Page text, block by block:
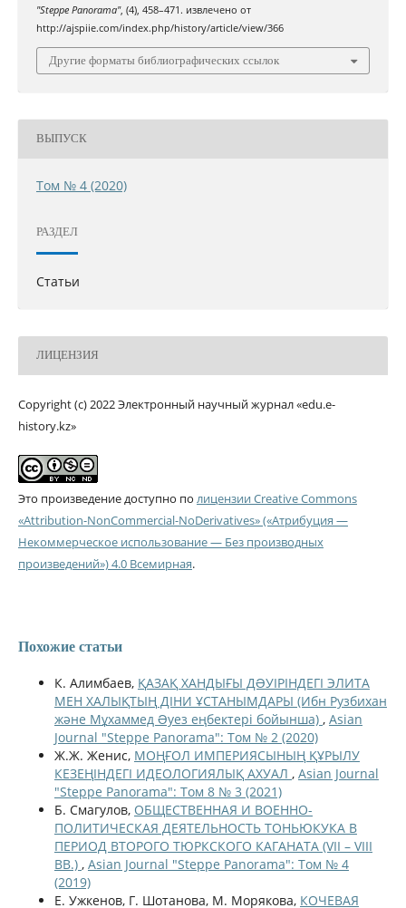
"Steppe Panorama", (4), 458–471. извлечено от
http://ajspiie.com/index.php/history/article/view/366
Другие форматы библиографических ссылок
ВЫПУСК
Том № 4 (2020)
РАЗДЕЛ
Статьи
ЛИЦЕНЗИЯ
Copyright (c) 2022 Электронный научный журнал «edu.e-
history.kz»
Это произведение доступно по лицензии Creative Commons
«Attribution-NonCommercial-NoDerivatives» («Атрибуция —
Некоммерческое использование — Без производных
произведений») 4.0 Всемирная.
Похожие статьи
К. Алимбаев, ҚАЗАҚ ХАНДЫҒЫ ДƏУІРІНДЕГІ ЭЛИТА
МЕН ХАЛЫҚТЫҢ ДІНИ ҰСТАНЫМДАРЫ (Ибн Рузбихан
және Мұхаммед Əуез еңбектері бойынша) , Asian
Journal "Steppe Panorama": Том № 2 (2020)
Ж.Ж. Женис, МОҢҒОЛ ИМПЕРИЯСЫНЫҢ ҚҰРЫЛУ
КЕЗЕҢІНДЕГІ ИДЕОЛОГИЯЛЫҚ АХУАЛ , Asian Journal
"Steppe Panorama": Том 8 № 3 (2021)
Б. Смагулов, ОБЩЕСТВЕННАЯ И ВОЕННО-
ПОЛИТИЧЕСКАЯ ДЕЯТЕЛЬНОСТЬ ТОНЬЮКУКА В
ПЕРИОД ВТОРОГО ТЮРКСКОГО КАГАНАТА (VII – VIII
ВВ.) , Asian Journal "Steppe Panorama": Том № 4
(2019)
Е. Ужкенов, Г. Шотанова, М. Морякова, КОЧЕВАЯ